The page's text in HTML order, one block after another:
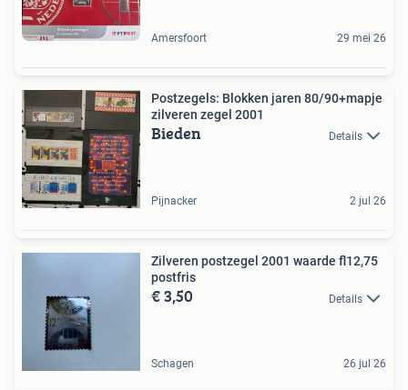
Amersfoort 29 mei 26
Postzegels: Blokken jaren 80/90+mapje
zilveren zegel 2001
Bieden Details
Pijnacker 2 jul 26
Zilveren postzegel 2001 waarde fl12,75
postfris
€ 3,50 Details
Schagen 26 jul 26